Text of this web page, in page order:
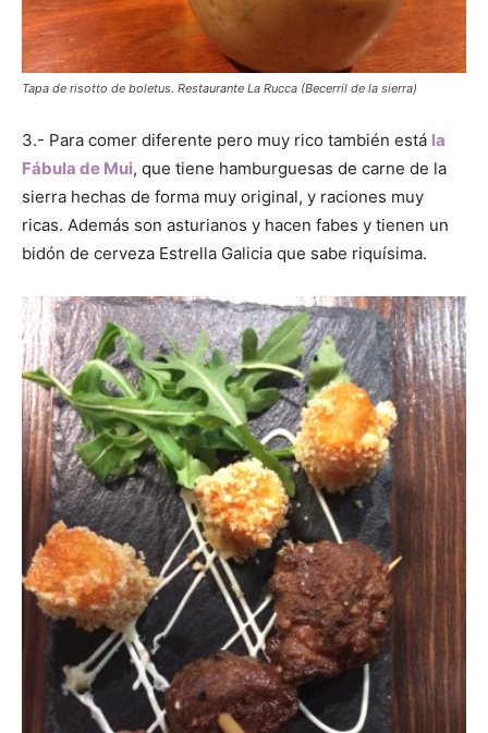
Tapa de risotto de boletus. Restaurante La Rucca (Becerril de la sierra)
3.- Para comer diferente pero muy rico también está la
Fábula de Mui, que tiene hamburguesas de carne de la
sierra hechas de forma muy original, y raciones muy
ricas. Además son asturianos y hacen fabes y tienen un
bidón de cerveza Estrella Galicia que sabe riquísima.